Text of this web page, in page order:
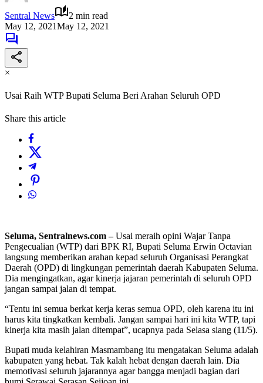
Sentral News
2 min read
May 12, 2021May 12, 2021
×
Usai Raih WTP Bupati Seluma Beri Arahan Seluruh OPD
Share this article
Seluma, Sentralnews.com –Usai meraih opini Wajar Tanpa
Pengecualian (WTP) dari BPK RI, Bupati Seluma Erwin Octavian
langsung memberikan arahan kepad seluruh Organisasi Perangkat
Daerah (OPD) di lingkungan pemerintah daerah Kabupaten Seluma.
Dia mengingatkan, agar kinerja jajaran pemerintah di seluruh OPD
jangan sampai jalan di tempat.
“Tentu ini semua berkat kerja keras semua OPD, oleh karena itu ini
harus kita tingkatkan kembali. Jangan sampai hari ini kita WTP, tapi
kinerja kita masih jalan ditempat”, ucapnya pada Selasa siang (11/5).
Bupati muda kelahiran Masmambang itu mengatakan Seluma adalah
kabupaten yang hebat. Tak kalah hebat dengan daerah lain. Dia
memotivasi seluruh jajarannya agar bangga menjadi bagian dari